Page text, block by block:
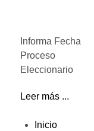
Informa Fecha
Proceso
Eleccionario
Leer más ...
Inicio